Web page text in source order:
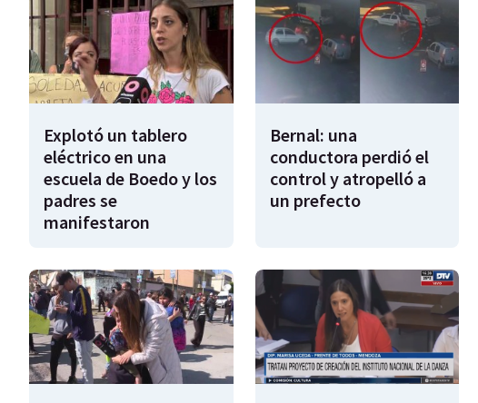
Explotó un tablero
eléctrico en una
escuela de Boedo y los
padres se
manifestaron
Bernal: una
conductora perdió el
control y atropelló a
un prefecto